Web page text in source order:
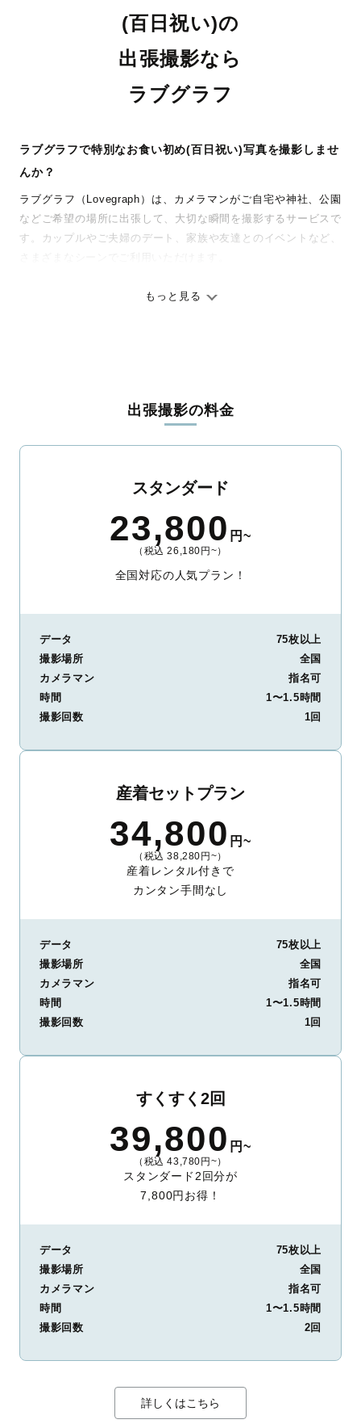
(百日祝い)の
出張撮影なら
ラブグラフ
ラブグラフで特別なお食い初め(百日祝い)写真を撮影しませ
んか？
ラブグラフ（Lovegraph）は、カメラマンがご自宅や神社、公園
などご希望の場所に出張して、大切な瞬間を撮影するサービスで
す。カップルやご夫婦のデート、家族や友達とのイベントなど、
ありのままの空気感を大切に、何十年経っても見返したくなるよ
ィを身につけたプロのカメラマンが全国47都道府県に在籍してい
ます。創業10年のノウハウを活かし、思い出に残る素敵な撮影体
験をお届けします。
整。自然な雰囲気を残しつつも、おしゃれで洗練された仕上がり
に。きっと「こんな写真を撮ってほしかった！」と思える一枚に
もっと見る
出張撮影の料金
スタンダード
23,800 円~
（税込 26,180円~）
全国対応の人気プラン！
データ
75枚以上
撮影場所
全国
カメラマン
指名可
時間
1〜1.5時間
撮影回数
1回
産着セットプラン
34,800 円~
（税込 38,280円~）
産着レンタル付きで
カンタン手間なし
データ
75枚以上
撮影場所
全国
カメラマン
指名可
時間
1〜1.5時間
撮影回数
1回
すくすく2回
39,800 円~
（税込 43,780円~）
スタンダード2回分が
7,800円お得！
データ
75枚以上
撮影場所
全国
カメラマン
指名可
時間
1〜1.5時間
撮影回数
2回
詳しくはこちら